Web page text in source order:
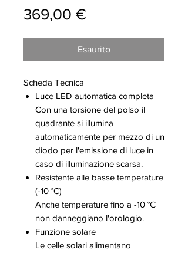
369,00 €Prezzo
Esaurito
Scheda Tecnica
Luce LED automatica completa
Con una torsione del polso il
quadrante si illumina
automaticamente per mezzo di un
diodo per l'emissione di luce in
caso di illuminazione scarsa.
Resistente alle basse temperature
(-10 °C)
Anche temperature fino a -10 °C
non danneggiano l'orologio.
Funzione solare
Le celle solari alimentano